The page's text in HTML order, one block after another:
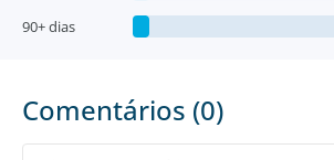
90+ dias
Comentários (0)